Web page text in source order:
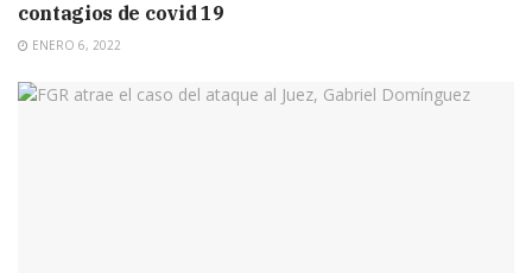
contagios de covid 19
ENERO 6, 2022